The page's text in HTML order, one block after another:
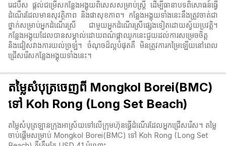
រេដបឹស ផ្តល់ជម្រើសកន្លែងអង្គុយពិសេសសម្រាប់ស្ត្រី ដើម្បីធានាបទពិសោធន៍ធ្វើ
ដំណើរដែលមានសុវត្ថិភាព និងផាសុខភាព។ កន្លែងអង្គុយទាំងនេះនឹងត្រូវចាត់ជា
ថ្នាក់សម្រាប់អ្នកដំណើរស្រី ជាមួយអ្នកដំណើរស្រីផ្សេងទៀតដោយស្វ័យប្រវត្តិ។
កន្លែងអង្គុយដែលបានសម្គាល់ដោយពណ៌ផ្កាឈូកនេះជួយដល់ការសម្រេចចិត្ត
និងជៀសវាងការយល់ច្រឡំ។ ចំណុចដ៏ល្អបំផុតគឺ មិនត្រូវការកម្រៃឡើយនៅពេល
ជ្រើសរើសកន្លែងអង្គុយទាំងនេះ។
តម្លៃសំបុត្រចេញពី Mongkol Borei(BMC)
ទៅ Koh Rong (Long Set Beach)
តម្លៃសំបុត្រឡានក្រុងអាស្រ័យទៅលើក្រុមហ៊ុនធ្វើដំណើរដែលអ្នកជ្រើសរើស។ តម្លៃ
ចាប់ផ្តើមសម្រាប់ Mongkol Borei(BMC) ទៅ Koh Rong (Long Set